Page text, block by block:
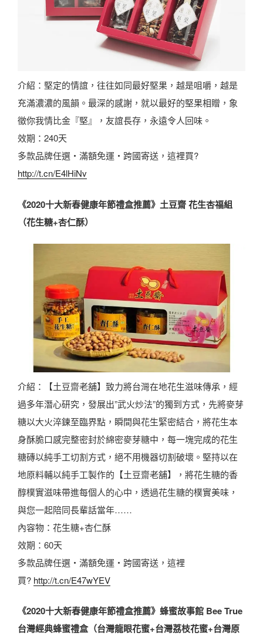
介紹：堅定的情誼，往往如同最好堅果，越是咀嚼，越是
充滿濃濃的風韻。最深的感謝，就以最好的堅果相贈，象
徵你我情比金『堅』，友誼長存，永遠令人回味。
效期：240天
多款品牌任選・滿額免運・跨國寄送，這裡買?
http://t.cn/E4lHiNv
《2020十大新春健康年節禮盒推薦》土豆齋 花生杏福組
（花生糖+杏仁酥）
介紹：【土豆齋老舖】致力將台灣在地花生滋味傳承，經
過多年潛心研究，發展出”武火炒法”的獨到方式，先將麥芽
糖以大火淬鍊至臨界點，瞬間與花生緊密結合，將花生本
身酥脆口感完整密封於綿密麥芽糖中，每一塊完成的花生
糖磚以純手工切割方式，絕不用機器切割破壞。堅持以在
地原料輔以純手工製作的【土豆齋老舖】，將花生糖的香
醇樸實滋味帶進每個人的心中，透過花生糖的樸實美味，
與您一起陪同長輩話當年……
內容物：花生糖+杏仁酥
效期：60天
多款品牌任選・滿額免運・跨國寄送，這裡
買? http://t.cn/E47wYEV
《2020十大新春健康年節禮盒推薦》蜂蜜故事館 Bee True
台灣經典蜂蜜禮盒（台灣龍眼花蜜+台灣荔枝花蜜+台灣原